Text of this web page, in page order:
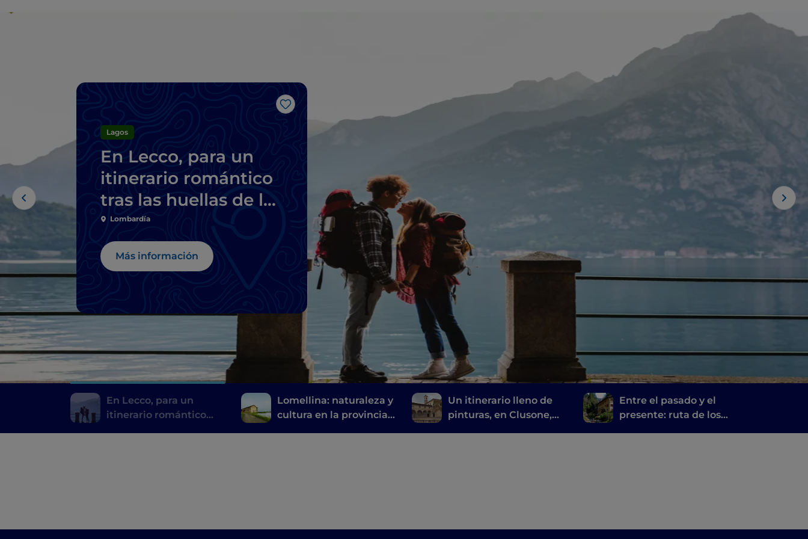
Me gusta
Lagos
En Lecco, para un
itinerario romántico
tras las huellas de los
Novios
Lombardía
Más información
En Lecco, para un
itinerario romántico
Lomellina: naturaleza y
cultura en la provincia
Un itinerario lleno de
pinturas, en Clusone,
Entre el pasado y el
presente: ruta de los